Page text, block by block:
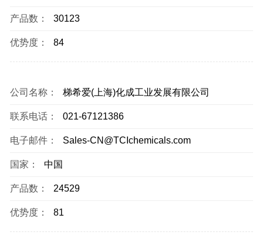
产品数： 30123
优势度： 84
公司名称： 梯希爱(上海)化成工业发展有限公司
联系电话： 021-67121386
电子邮件： Sales-CN@TCIchemicals.com
国家： 中国
产品数： 24529
优势度： 81